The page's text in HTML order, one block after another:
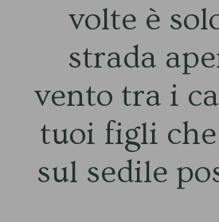
volte è
strada
vento tra i
tuoi figli
sul sedile